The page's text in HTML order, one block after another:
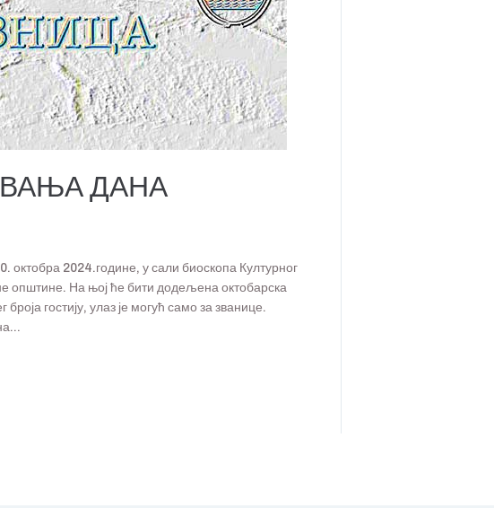
ДАНА
октобра 2024.године, у сали биоскопа Културног
општине. На њој ће бити додељена октобарска
гостију, улаз је могућ само за званице.